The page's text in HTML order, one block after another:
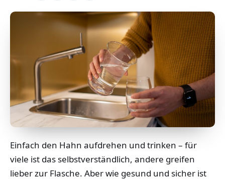
Einfach den Hahn aufdrehen und trinken – für
viele ist das selbstverständlich, andere greifen
lieber zur Flasche. Aber wie gesund und sicher ist